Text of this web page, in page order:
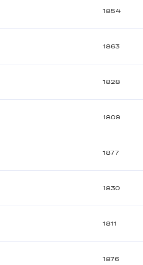
1854
1863
1828
1809
1877
1830
1811
1876